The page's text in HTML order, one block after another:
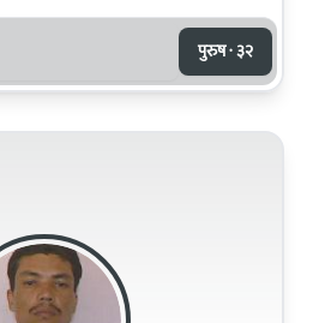
पुरुष · ३२